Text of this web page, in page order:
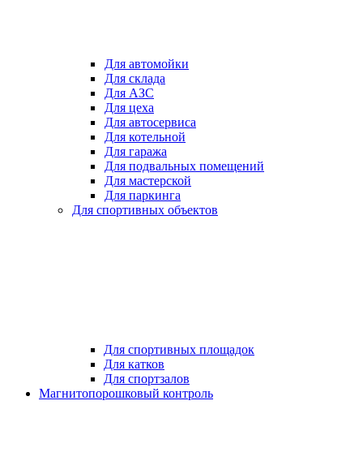
Для автомойки
Для склада
Для АЗС
Для цеха
Для автосервиса
Для котельной
Для гаража
Для подвальных помещений
Для мастерской
Для паркинга
Для спортивных объектов
Для спортивных площадок
Для катков
Для спортзалов
Магнитопорошковый контроль